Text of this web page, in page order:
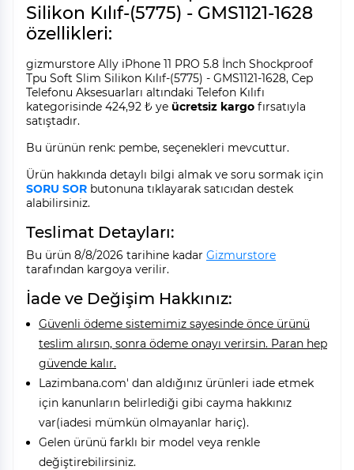
Silikon Kılıf-(5775) - GMS1121-1628
özellikleri:
gizmurstore Ally iPhone 11 PRO 5.8 İnch Shockproof
Tpu Soft Slim Silikon Kılıf-(5775) - GMS1121-1628, Cep
Telefonu Aksesuarları altındaki Telefon Kılıfı
kategorisinde 424,92 ₺ ye ücretsiz kargo fırsatıyla
satıştadır.
Bu ürünün renk: pembe, seçenekleri mevcuttur.
Ürün hakkında detaylı bilgi almak ve soru sormak için
SORU SOR butonuna tıklayarak satıcıdan destek
alabilirsiniz.
Teslimat Detayları:
Bu ürün 8/8/2026 tarihine kadar Gizmurstore
tarafından kargoya verilir.
İade ve Değişim Hakkınız:
Güvenli ödeme sistemimiz sayesinde önce ürünü
teslim alırsın, sonra ödeme onayı verirsin. Paran hep
güvende kalır.
Lazimbana.com' dan aldığınız ürünleri iade etmek
için kanunların belirlediği gibi cayma hakkınız
var(iadesi mümkün olmayanlar hariç).
Gelen ürünü farklı bir model veya renkle
değiştirebilirsiniz.